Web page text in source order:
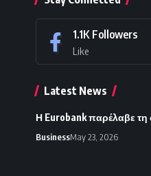
1.1K Followers
Like
Latest News
Η Eurobank παρέλαβε τη
BusinessMay 23, 2026